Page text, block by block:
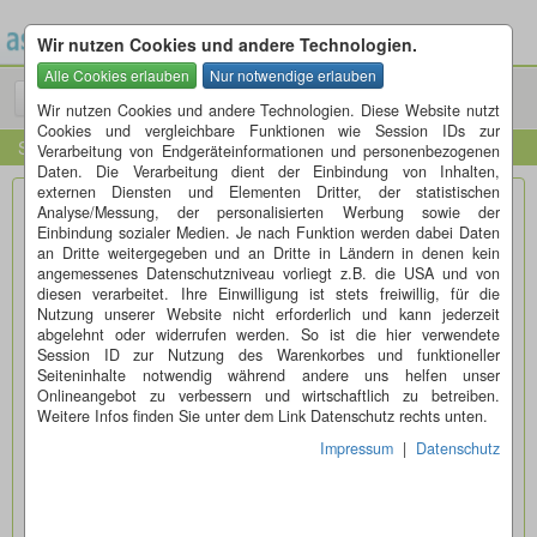
Wir nutzen Cookies und andere Technologien.
Wir nutzen Cookies und andere Technologien. Diese Website nutzt
Cookies und vergleichbare Funktionen wie Session IDs zur
Verarbeitung von Endgeräteinformationen und personenbezogenen
Daten. Die Verarbeitung dient der Einbindung von Inhalten,
externen Diensten und Elementen Dritter, der statistischen
Analyse/Messung, der personalisierten Werbung sowie der
Einbindung sozialer Medien. Je nach Funktion werden dabei Daten
an Dritte weitergegeben und an Dritte in Ländern in denen kein
angemessenes Datenschutzniveau vorliegt z.B. die USA und von
diesen verarbeitet. Ihre Einwilligung ist stets freiwillig, für die
Nutzung unserer Website nicht erforderlich und kann jederzeit
abgelehnt oder widerrufen werden. So ist die hier verwendete
Session ID zur Nutzung des Warenkorbes und funktioneller
Seiteninhalte notwendig während andere uns helfen unser
Onlineangebot zu verbessern und wirtschaftlich zu betreiben.
Weitere Infos finden Sie unter dem Link Datenschutz rechts unten.
Impressum | Datenschutz
Startseite
Kontaktformular für den Erstkontakt mit dem
Inserenten
Über dieses Formular erreichen Sie den Inserenten der
Anzeige, unter welcher Sie gerade den blauen Button "Auf
diese Anzeige antworten" geklickt haben.
Ihre Emailadresse:*